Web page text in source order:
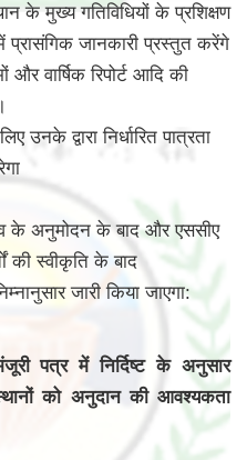
के मुख्य गतिविधियों के प्रशिक्षण
प्रासंगिक जानकारी प्रस्तुत करेंगे
वार्षिक रिपोर्ट आदि की
द्वारा निर्धारित पात्रता
के अनुमोदन के बाद और एससीए
की स्वीकृति के बाद
जारी किया जाएगा:
पत्र में निर्दिष्ट के अनुसार
को अनुदान की आवश्यकता